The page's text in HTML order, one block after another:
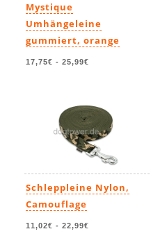
Mystique
Umhängeleine
gummiert, orange
17,75€ - 25,99€
Schleppleine Nylon,
Camouflage
11,02€ - 22,99€